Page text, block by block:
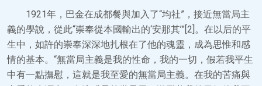
1921年，巴金在成都餐與加入了“均社”，接近無當局主
義的學說，從此“崇奉從本國輸出的‘安那其’”[2]。在以后的平
生中，如許的崇奉深深地扎根在了他的魂靈，成為思惟和感
情的基本。“無當局主義是我的性命，我的一切，假若我平生
中有一點撫慰，這就是我至愛的無當局主義。在我的苦痛與